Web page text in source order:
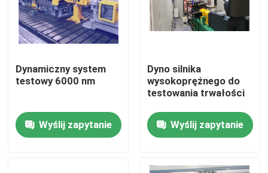
Skontaktuj się z nami
Dynamometr momentu obrotowego
Dynamometr wysokiej prędkości
Dynamiczny system
testowy 6000 nm
Wyślij zapytanie
Dyno silnika
wysokoprężnego do
testowania trwałości
Wyślij zapytanie